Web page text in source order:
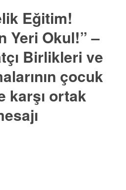
Eğitim!
Yeri Okul!” –
Birlikleri ve
çocuk
karşı ortak